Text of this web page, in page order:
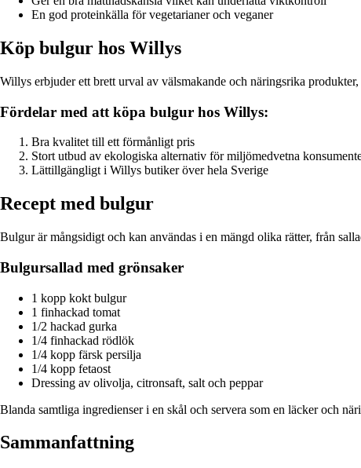
En god proteinkälla för vegetarianer och veganer
Köp bulgur hos Willys
Willys erbjuder ett brett urval av välsmakande och näringsrika
Fördelar med att köpa bulgur hos Willys:
Bra kvalitet till ett förmånligt pris
Stort utbud av ekologiska alternativ för miljömedvetna
Lättillgängligt i Willys butiker över hela Sverige
Recept med bulgur
Bulgur är mångsidigt och kan användas i en mängd olika rätter, från
Bulgursallad med grönsaker
1 kopp kokt bulgur
1 finhackad tomat
1/2 hackad gurka
1/4 finhackad rödlök
1/4 kopp färsk persilja
1/4 kopp fetaost
Dressing av olivolja, citronsaft, salt och peppar
Blanda samtliga ingredienser i en skål och servera som en läcker och
Sammanfattning